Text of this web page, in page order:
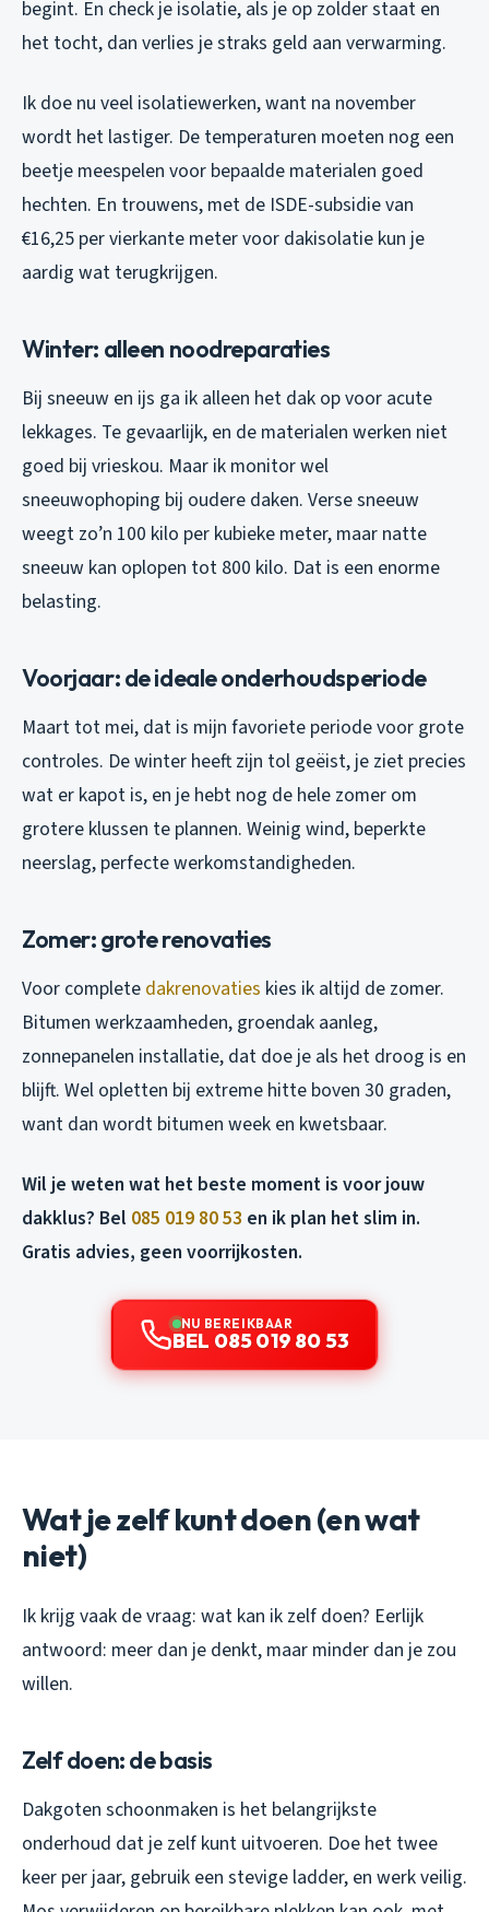
begint. En check je isolatie, als je op zolder staat en
het tocht, dan verlies je straks geld aan verwarming.
Ik doe nu veel isolatiewerken, want na november
wordt het lastiger. De temperaturen moeten nog een
beetje meespelen voor bepaalde materialen goed
hechten. En trouwens, met de ISDE-subsidie van
€16,25 per vierkante meter voor dakisolatie kun je
aardig wat terugkrijgen.
Winter: alleen noodreparaties
Bij sneeuw en ijs ga ik alleen het dak op voor acute
lekkages. Te gevaarlijk, en de materialen werken niet
goed bij vrieskou. Maar ik monitor wel
sneeuwophoping bij oudere daken. Verse sneeuw
weegt zo’n 100 kilo per kubieke meter, maar natte
sneeuw kan oplopen tot 800 kilo. Dat is een enorme
belasting.
Voorjaar: de ideale onderhoudsperiode
Maart tot mei, dat is mijn favoriete periode voor grote
controles. De winter heeft zijn tol geëist, je ziet precies
wat er kapot is, en je hebt nog de hele zomer om
grotere klussen te plannen. Weinig wind, beperkte
neerslag, perfecte werkomstandigheden.
Zomer: grote renovaties
Voor complete dakrenovaties kies ik altijd de zomer.
Bitumen werkzaamheden, groendak aanleg,
zonnepanelen installatie, dat doe je als het droog is en
blijft. Wel opletten bij extreme hitte boven 30 graden,
want dan wordt bitumen week en kwetsbaar.
Wil je weten wat het beste moment is voor jouw
dakklus? Bel 085 019 80 53 en ik plan het slim in.
Gratis advies, geen voorrijkosten.
NU BEREIKBAAR
BEL 085 019 80 53
Wat je zelf kunt doen (en wat
niet)
Ik krijg vaak de vraag: wat kan ik zelf doen? Eerlijk
antwoord: meer dan je denkt, maar minder dan je zou
willen.
Zelf doen: de basis
Dakgoten schoonmaken is het belangrijkste
onderhoud dat je zelf kunt uitvoeren. Doe het twee
keer per jaar, gebruik een stevige ladder, en werk veilig.